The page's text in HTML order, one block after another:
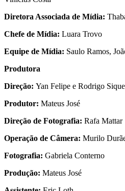
Diretora Associada de Mídia:
Chefe de Mídia: Luara Trovo
Equipe de Mídia: Saulo Ramos,
Produtora
Direção: Yan Felipe e Rodrigo
Produtor: Mateus José
Direção de Fotografia: Rafa Mattar
Operação de Câmera: Murilo
Fotografia: Gabriela Conterno
Produção: Mateus José